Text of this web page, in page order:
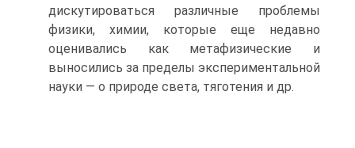
дискутироваться различные проблемы
физики, химии, которые еще недавно
оценивались как метафизические и
выносились за пределы экспериментальной
науки — о природе света, тяготения и др.